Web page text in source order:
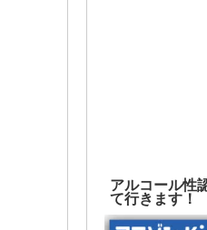
アルコール性
て行きます！